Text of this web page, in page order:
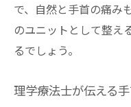
で、自然と手首の痛み
のユニットとして整え
るでしょう。
理学療法士が伝える